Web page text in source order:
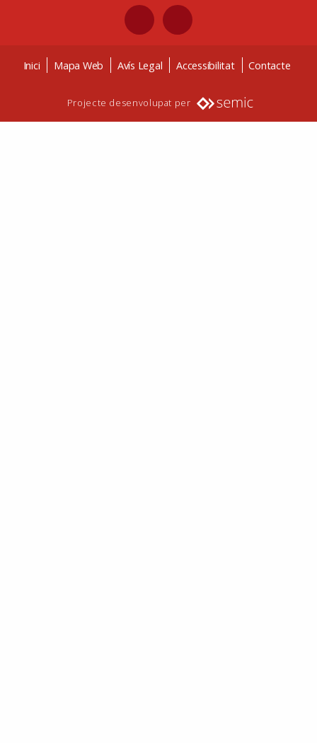
Inici Mapa Web Avís Legal Accessibilitat Contacte
Projecte desenvolupat per